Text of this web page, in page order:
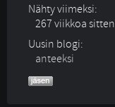
Nähty viimeksi:
267 viikkoa sitten
Uusin blogi:
anteeksi